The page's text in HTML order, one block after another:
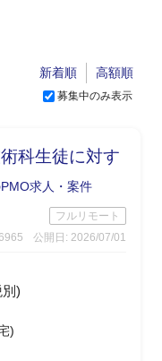
募集中のみ表示
新着順 高額順
科生徒に対す
求人・案件
フルリモート
公開日: 2026/07/01
)
)